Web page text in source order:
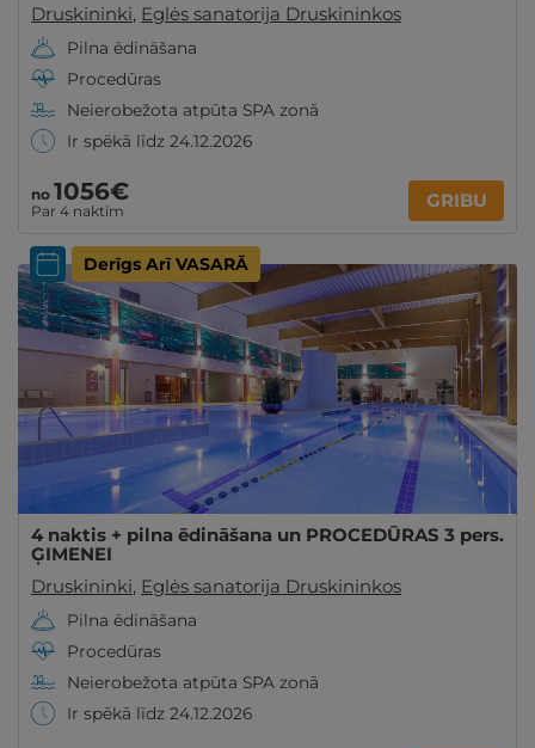
Druskininki, Eglės sanatorija Druskininkos
Pilna ēdināšana
Procedūras
Neierobežota atpūta SPA zonā
Ir spēkā līdz 24.12.2026
no 1056€
Par 4 naktīm GRIBU
Derīgs Arī VASARĀ
4 naktis + pilna ēdināšana un PROCEDŪRAS 3 pers.
ĢIMENEI
Druskininki, Eglės sanatorija Druskininkos
Pilna ēdināšana
Procedūras
Neierobežota atpūta SPA zonā
Ir spēkā līdz 24.12.2026